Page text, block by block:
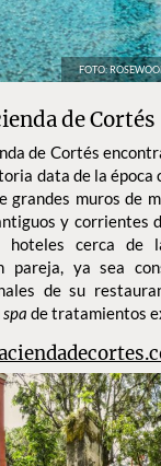
FOTO:
de Cortés
de Cortés
data de la época
grandes muros de
y corrientes
hoteles cerca de
pareja, ya sea
de su
spa de tratamientos